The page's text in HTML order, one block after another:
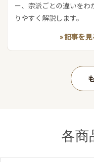
ー、宗派ごとの違いをわ
りやすく解説します。
» 記事を見
各商